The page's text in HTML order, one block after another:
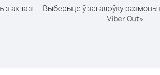
з акна з
Выберыце ў загалоўку размовы
Viber Out»